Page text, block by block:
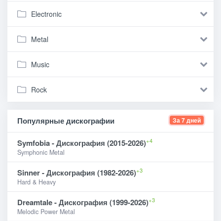
Electronic
Metal
Music
Rock
Популярные дискографии За 7 дней
Symfobia - Дискография (2015-2026)+4
Symphonic Metal
Sinner - Дискография (1982-2026)+3
Hard & Heavy
Dreamtale - Дискография (1999-2026)+3
Melodic Power Metal